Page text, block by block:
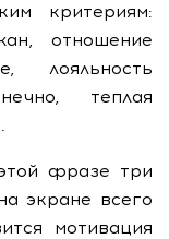
критериям:
отношение
лояльность
теплая
фразе три
экране всего
мотивация